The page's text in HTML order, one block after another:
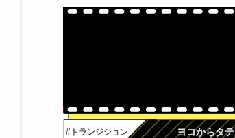
#トランジション ヨコからタテ